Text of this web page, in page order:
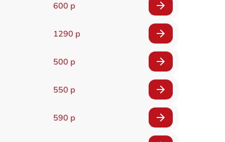
600 р
1290 р
500 р
550 р
590 р